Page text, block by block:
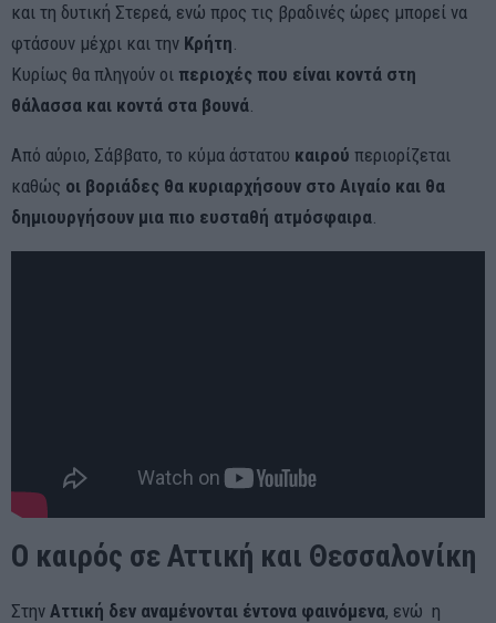
και τη δυτική Στερεά, ενώ προς τις βραδινές ώρες μπορεί να
φτάσουν μέχρι και την Κρήτη.
Κυρίως θα πληγούν οι περιοχές που είναι κοντά στη
θάλασσα και κοντά στα βουνά.
Από αύριο, Σάββατο, το κύμα άστατου καιρού περιορίζεται
καθώς οι βοριάδες θα κυριαρχήσουν στο Αιγαίο και θα
δημιουργήσουν μια πιο ευσταθή ατμόσφαιρα.
Ο καιρός σε Αττική και Θεσσαλονίκη
Στην Αττική δεν αναμένονται έντονα φαινόμενα, ενώ η